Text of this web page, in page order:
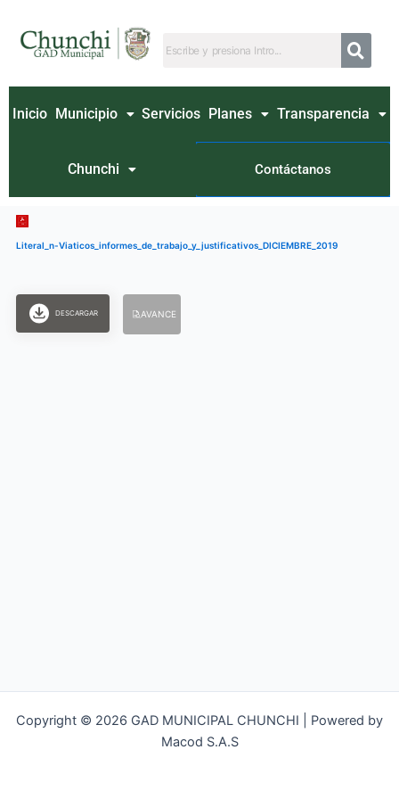
contenido
Inicio Municipio Servicios Planes Transparencia
Chunchi Contáctanos
Literal_n-Viaticos_informes_de_trabajo_y_justificativos_DICIEMBRE_2019
DESCARGAR AVANCE
Copyright © 2026 GAD MUNICIPAL CHUNCHI | Powered by
Macod S.A.S